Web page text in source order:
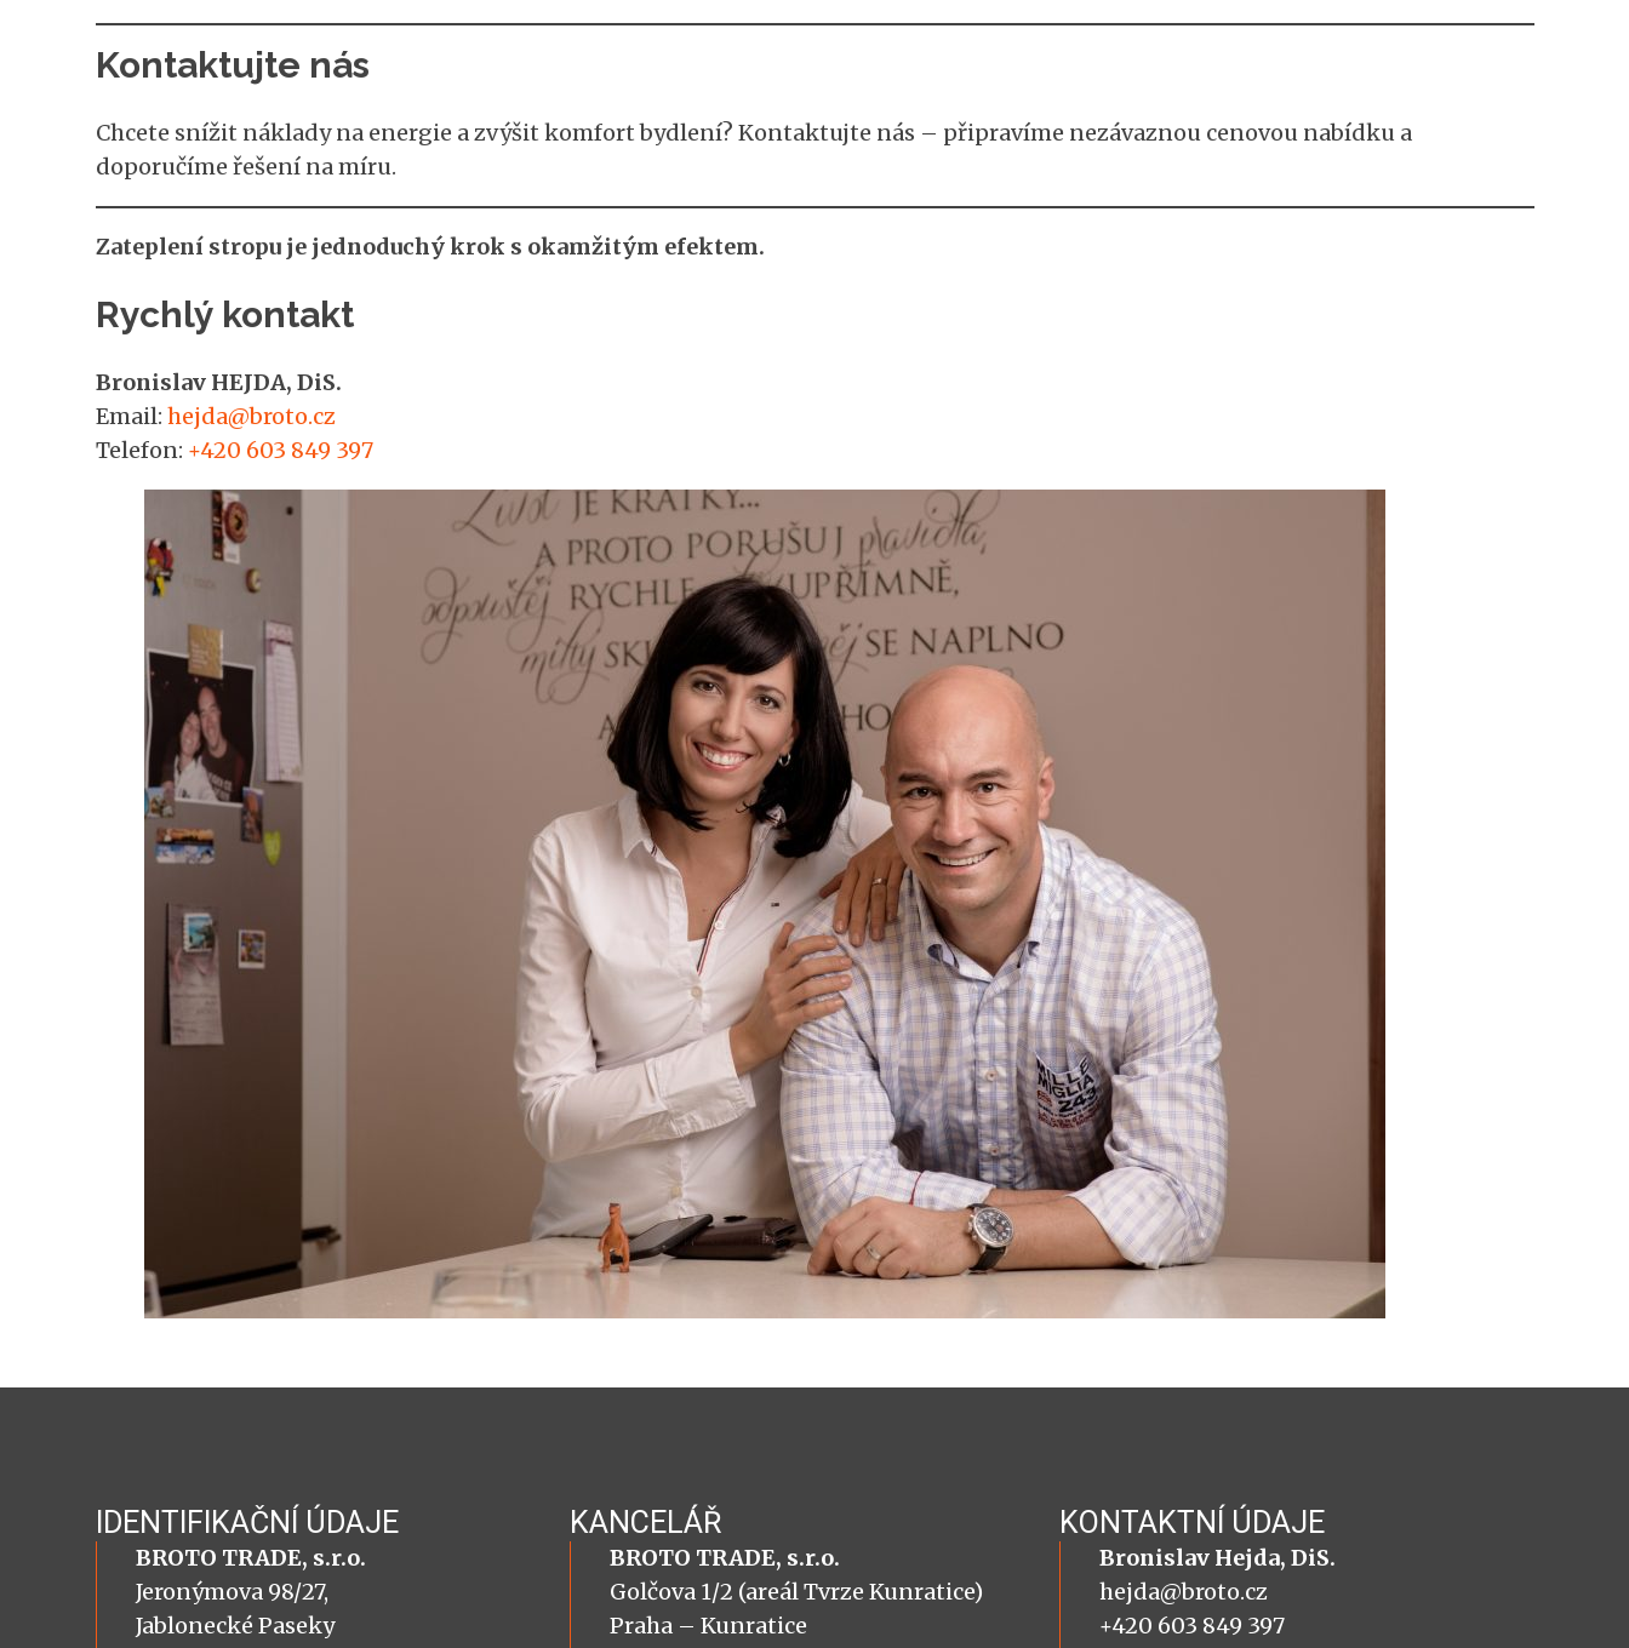
Kontaktujte nás
Chcete snížit náklady na energie a zvýšit komfort bydlení? Kontaktujte nás – připravíme nezávaznou cenovou nabídku a
doporučíme řešení na míru.
Zateplení stropu je jednoduchý krok s okamžitým efektem.
Rychlý kontakt
Bronislav HEJDA, DiS.
Email: hejda@broto.cz
Telefon: +420 603 849 397
IDENTIFIKAČNÍ ÚDAJE
BROTO TRADE, s.r.o.
Jeronýmova 98/27,
Jablonecké Paseky
KANCELÁŘ
BROTO TRADE, s.r.o.
Golčova 1/2 (areál Tvrze Kunratice)
Praha – Kunratice
KONTAKTNÍ ÚDAJE
Bronislav Hejda, DiS.
hejda@broto.cz
+420 603 849 397